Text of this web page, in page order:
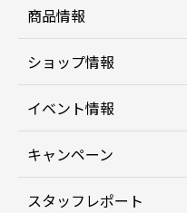
商品情報
ショップ情報
イベント情報
キャンペーン
スタッフレポート